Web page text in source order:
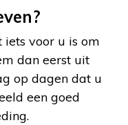
voor u is om
dan eerst uit
op dagen dat u
een goed